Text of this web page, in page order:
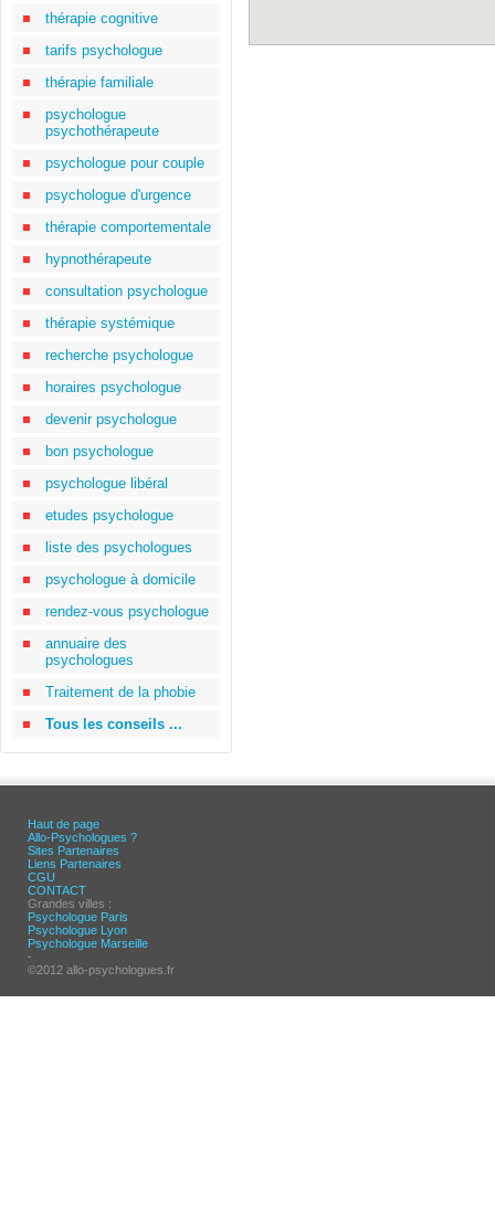
thérapie cognitive
tarifs psychologue
thérapie familiale
psychologue
psychothérapeute
psychologue pour couple
psychologue d'urgence
thérapie comportementale
hypnothérapeute
consultation psychologue
thérapie systémique
recherche psychologue
horaires psychologue
devenir psychologue
bon psychologue
psychologue libéral
etudes psychologue
liste des psychologues
psychologue à domicile
rendez-vous psychologue
annuaire des
psychologues
Traitement de la phobie
Tous les conseils ...
Haut de page
Allo-Psychologues ?
Sites Partenaires
Liens Partenaires
CGU
CONTACT
Grandes villes :
Psychologue Paris
Psychologue Lyon
Psychologue Marseille
-
©2012 allo-psychologues.fr